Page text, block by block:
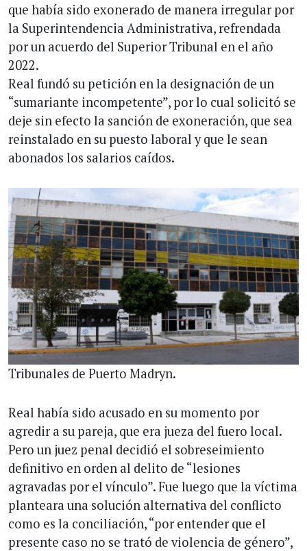
que había sido exonerado de manera irregular por
la Superintendencia Administrativa, refrendada
por un acuerdo del Superior Tribunal en el año
2022.
Real fundó su petición en la designación de un
“sumariante incompetente”, por lo cual solicitó se
deje sin efecto la sanción de exoneración, que sea
reinstalado en su puesto laboral y que le sean
abonados los salarios caídos.
Tribunales de Puerto Madryn.
Real había sido acusado en su momento por
agredir a su pareja, que era jueza del fuero local.
Pero un juez penal decidió el sobreseimiento
definitivo en orden al delito de “lesiones
agravadas por el vínculo”. Fue luego que la víctima
planteara una solución alternativa del conflicto
como es la conciliación, “por entender que el
presente caso no se trató de violencia de género”,